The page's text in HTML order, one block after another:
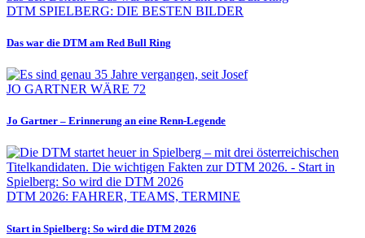
DTM SPIELBERG: DIE BESTEN BILDER
Das war die DTM am Red Bull Ring
JO GARTNER WÄRE 72
Jo Gartner – Erinnerung an eine Renn-Legende
DTM 2026: FAHRER, TEAMS, TERMINE
Start in Spielberg: So wird die DTM 2026